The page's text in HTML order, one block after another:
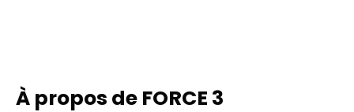
À propos de FORCE 3